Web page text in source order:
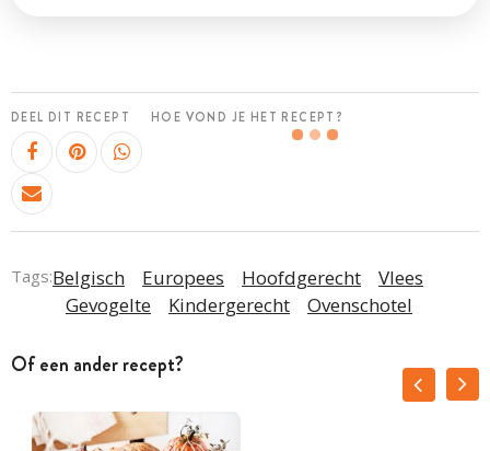
DEEL DIT RECEPT HOE VOND JE HET RECEPT?
Tags:Belgisch Europees Hoofdgerecht
Vlees
Gevogelte
Kindergerecht Ovenschotel
Of een ander recept?